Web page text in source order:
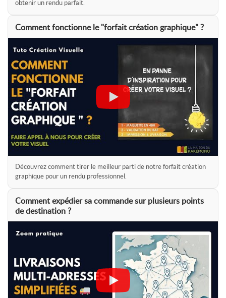
obtenir un rendu parfait.
Comment fonctionne le "forfait création graphique" ?
Découvrez comment tirer le meilleur parti de notre forfait création
graphique pour un rendu professionnel.
Comment expédier sa commande sur plusieurs points
de destination ?